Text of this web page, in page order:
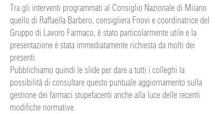
Tra gli interventi programmati al Consiglio Nazionale di Milano
quello di Raffaella Barbero, consigliera Fnovi e coordinatrice del
Gruppo di Lavoro Farmaco, è stato particolarmente utile e la
presentazione è stata immediatamente richiesta da molti dei
presenti.
Pubblichiamo quindi le slide per dare a tutti i colleghi la
possibilità di consultare questo puntuale aggiornamento sulla
gestione dei farmaci stupefacenti anche alla luce delle recenti
modifiche normative.